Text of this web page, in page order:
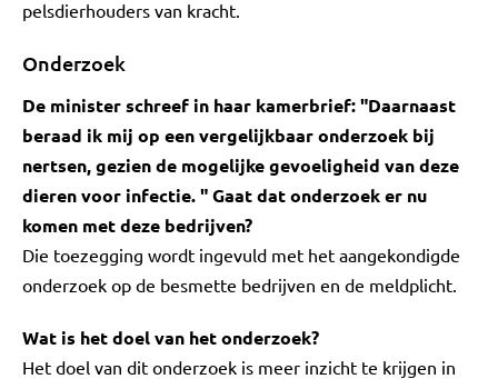
pelsdierhouders van kracht.
Onderzoek
De minister schreef in haar kamerbrief: "Daarnaast
beraad ik mij op een vergelijkbaar onderzoek bij
nertsen, gezien de mogelijke gevoeligheid van deze
dieren voor infectie. " Gaat dat onderzoek er nu
komen met deze bedrijven?
Die toezegging wordt ingevuld met het aangekondigde
onderzoek op de besmette bedrijven en de meldplicht.
Wat is het doel van het onderzoek?
Het doel van dit onderzoek is meer inzicht te krijgen in